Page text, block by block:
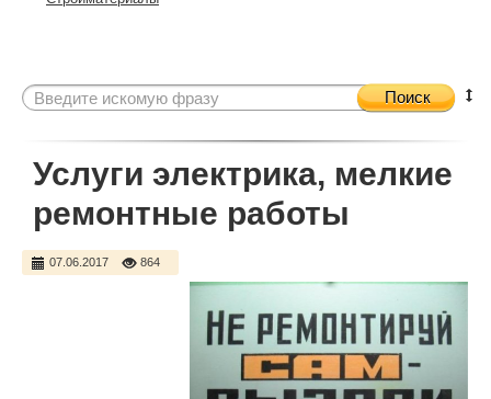
Поиск
Услуги электрика, мелкие
ремонтные работы
07.06.2017 864